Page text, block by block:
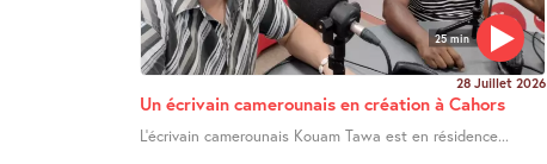
25 min
28 Juillet 2026
Un écrivain camerounais en création à Cahors
L’écrivain camerounais Kouam Tawa est en résidence...